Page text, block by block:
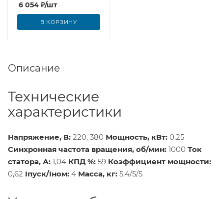
6 054 ₽/шт
В КОРЗИНУ
Описание
Технические
характеристики
Напряжение, В: 220, 380 Мощность, кВт: 0,25
Синхронная частота вращения, об/мин: 1000 Ток
статора, А: 1,04 КПД %: 59 Коэффициент мощности:
0,62 Iпуск/Iном: 4 Масса, кг: 5,4/5/5